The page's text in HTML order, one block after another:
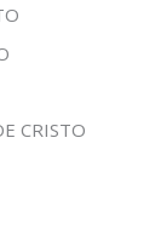
CRISTO